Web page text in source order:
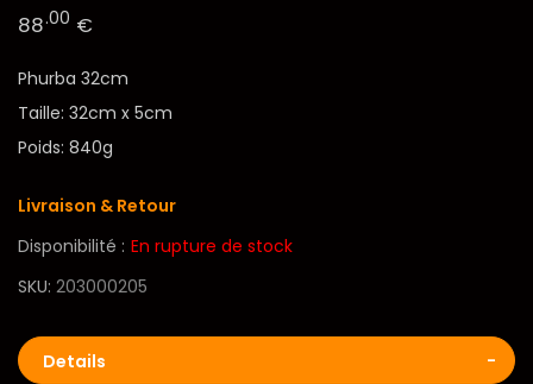
88.00 €
Phurba 32cm
Taille: 32cm x 5cm
Poids: 840g
Livraison & Retour
Disponibilité : En rupture de stock
SKU 203000205
Details